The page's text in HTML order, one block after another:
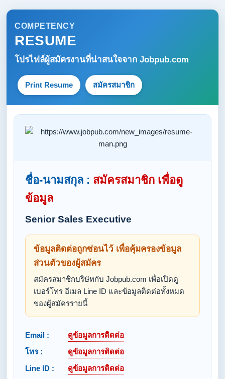
COMPETENCY
RESUME
โปรไฟล์ผู้สมัครงานที่น่าสนใจจาก Jobpub.com
Print Resume สมัครสมาชิก
ชื่อ-นามสกุล : สมัครสมาชิก เพื่อดู
ข้อมูล
Senior Sales Executive
ข้อมูลติดต่อถูกซ่อนไว้ เพื่อคุ้มครองข้อมูล
ส่วนตัวของผู้สมัคร
สมัครสมาชิกบริษัทกับ Jobpub.com เพื่อเปิดดู
เบอร์โทร อีเมล Line ID และข้อมูลติดต่อทั้งหมด
ของผู้สมัครรายนี้
Email :
ดูข้อมูลการติดต่อ
โทร :
ดูข้อมูลการติดต่อ
Line ID :
ดูข้อมูลการติดต่อ